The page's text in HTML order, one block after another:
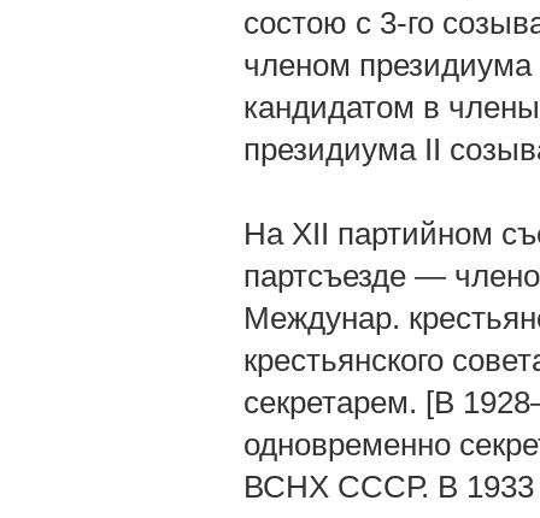
состою с 3-го
членом
кандидатом в
президиума II
На XII партийном
партсъезде —
Междунар.
крестьянского
секретарем. [В
одновременно
ВСНХ СССР. В 1933